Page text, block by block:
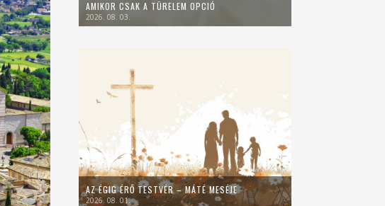
AMIKOR CSAK A TÜRELEM OPCIÓ
2026. 08. 03.
AZ ÉGIG ÉRŐ TESTVÉR – MÁTÉ MESÉJE
2026. 08. 01.